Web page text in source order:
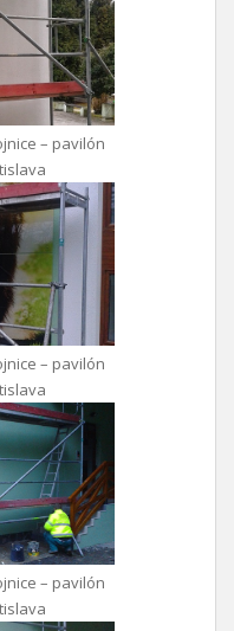
– pavilón
– pavilón
– pavilón